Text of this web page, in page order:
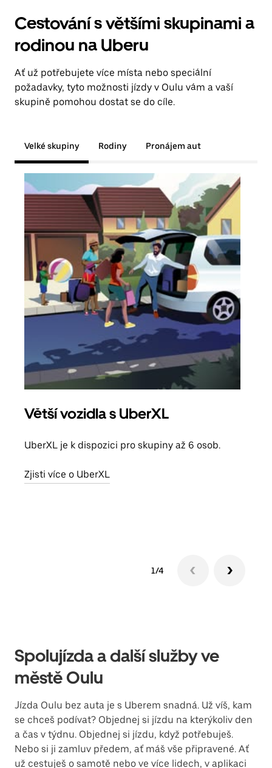
Cestování s většími skupinami a
rodinou na Uberu
Ať už potřebujete více místa nebo speciální
požadavky, tyto možnosti jízdy v Oulu vám a vaší
skupině pomohou dostat se do cíle.
Velké skupiny Rodiny Pronájem aut
Větší vozidla s UberXL
UberXL je k dispozici pro skupiny až 6 osob.
Zjisti více o UberXL
1/4
Spolujízda a další služby ve
městě Oulu
Jízda Oulu bez auta je s Uberem snadná. Už víš, kam
se chceš podívat? Objednej si jízdu na kterýkoliv den
a čas v týdnu. Objednej si jízdu, když potřebuješ.
Nebo si ji zamluv předem, ať máš vše připravené. Ať
už cestuješ o samotě nebo ve více lidech, v aplikaci